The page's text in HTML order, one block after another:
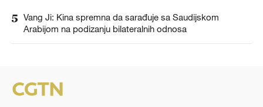
5 Vang Ji: Kina spremna da sarađuje sa Saudijskom
Arabijom na podizanju bilateralnih odnosa